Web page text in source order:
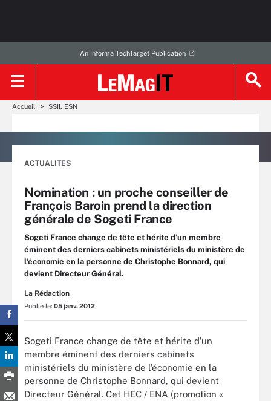
An Informa TechTarget Publication
Accueil SSII, ESN
ACTUALITES
Nomination : un proche conseiller de
François Baroin prend la direction
générale de Sogeti France
Sogeti France change de tête et hérite d’un membre
éminent des derniers cabinets ministériels du ministère de
l’économie en la personne de Christophe Bonnard, qui
devient Directeur Général.
La Rédaction
Publié le: 05 janv. 2012
Sogeti France change de tête et hérite d’un
membre éminent des derniers cabinets
ministériels du ministère de l’économie en la
personne de Christophe Bonnard, qui devient
Directeur Général. Cet HEC / ENA (promotion «